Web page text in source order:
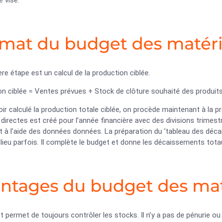
du budget des
étape est un calcul de la production ciblée.
ciblée = Ventes prévues + Stock de clôture souhaité des
calculé la production totale ciblée, on procède maintenant à la
est créé pour l’année financière avec des divisions
à l’aide des données données. La préparation du ‘tableau des
parfois. Il complète le budget et donne les décaissements
du budget des
permet de toujours contrôler les stocks. Il n’y a pas de pénurie